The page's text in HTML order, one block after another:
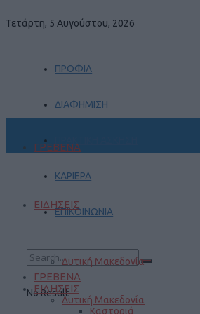
Τετάρτη, 5 Αυγούστου, 2026
ΠΡΟΦΙΛ
ΔΙΑΦΗΜΙΣΗ
ΚΑΡΙΕΡΑ
ΕΠΙΚΟΙΝΩΝΙΑ
No Result
ΓΡΕΒΕΝΑ
ΕΙΔΗΣΕΙΣ
Δυτική Μακεδονία
ΓΡΕΒΕΝΑ
ΕΙΔΗΣΕΙΣ
Δυτική Μακεδονία
Καστοριά